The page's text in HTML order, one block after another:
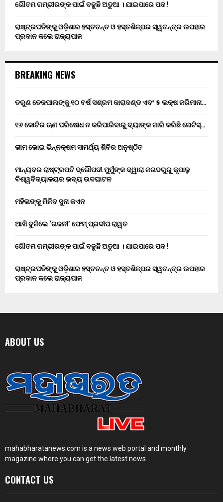
ଗୌତମ ଗମ୍ଭୀରଙ୍କ ପାଇଁ ବଢୁଛି ଅଡୁଆ । ଯାଇପାରେ ପଦ !
ରାଷ୍ଟ୍ରପତିଙ୍କୁ ଓଡ଼ିଶାର ହସ୍ତତନ୍ତ ଓ ହସ୍ତଶିଳ୍ପର ସ୍ୱତନ୍ତ୍ର ଉପହାର
ପ୍ରଦାନ କଲେ ରାଜ୍ୟପାଳ
BREAKING NEWS
ତରୁଣ ତେଜପାଲଙ୍କୁ ୧୦ ବର୍ଷ ସଶ୍ରମ କାରାଦଣ୍ଡ ଏବଂ ₹୫ ଲକ୍ଷ ଜରିମାନା…
୧୬ କୋଟିର ଋଣ ପରିଷୋଧ ନ କରିପାରିବାରୁ ବ୍ୟାଙ୍କ ଜାରି କରିଛି ନୋଟିସ୍…
ଭୀମ ଭୋଇ ଭିନ୍ନକ୍ଷମ ସାମର୍ଥ୍ୟ ଶିବିର ଅନୁଷ୍ଠିତ
ମାନ୍ୟବର ରାଷ୍ଟ୍ରପତି ଦ୍ରୌପଦୀ ମୁର୍ମୁଙ୍କ ଦ୍ୱାରା ଜଗଦଗୁରୁ କୃପାଳୁ
ବିଶ୍ୱବିଦ୍ୟାଳୟର ଭବ୍ୟ ଉଦଘାଟନ
ମହିଳାଙ୍କୁ ମିଳିବ ସୁନା କଏନ
ଆଖି ବୁଜିଲେ ‘ଗଜନୀ’ ଫେମ୍ ପ୍ରଦୀପ ରାୱତ
ଗୌତମ ଗମ୍ଭୀରଙ୍କ ପାଇଁ ବଢୁଛି ଅଡୁଆ । ଯାଇପାରେ ପଦ !
ରାଷ୍ଟ୍ରପତିଙ୍କୁ ଓଡ଼ିଶାର ହସ୍ତତନ୍ତ ଓ ହସ୍ତଶିଳ୍ପର ସ୍ୱତନ୍ତ୍ର ଉପହାର
ପ୍ରଦାନ କଲେ ରାଜ୍ୟପାଳ
ABOUT US
mahabharatanews.com is a news web portal and monthly
magazine where you can get the latest news.
CONTACT US